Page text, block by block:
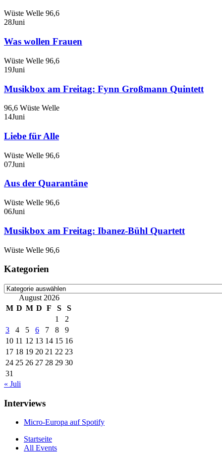
Wüste Welle 96,6
28Juni
Was wollen Frauen
Wüste Welle 96,6
19Juni
Musikbox am Freitag: Fynn Großmann Quintett
96,6 Wüste Welle
14Juni
Liebe für Alle
Wüste Welle 96,6
07Juni
Aus der Quarantäne
Wüste Welle 96,6
06Juni
Musikbox am Freitag: Ibanez-Bühl Quartett
Wüste Welle 96,6
Kategorien
Kategorien
August 2026
M D M D F S
S
1
2
3
4 5 6 7 8
9
10 11 12 13 14 15 16
17 18 19 20 21 22 23
24 25 26 27 28 29 30
31
« Juli
Interviews
Micro-Europa auf Spotify
Startseite
All Events